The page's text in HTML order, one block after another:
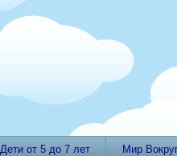
Дети от 5 до 7 лет Мир